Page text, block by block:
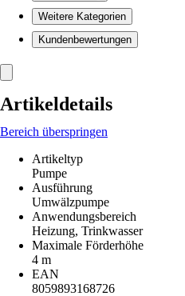
Weitere Kategorien
Kundenbewertungen
Artikeldetails
Bereich überspringen
Artikeltyp
Pumpe
Ausführung
Umwälzpumpe
Anwendungsbereich
Heizung, Trinkwasser
Maximale Förderhöhe
4 m
EAN
8059893168726